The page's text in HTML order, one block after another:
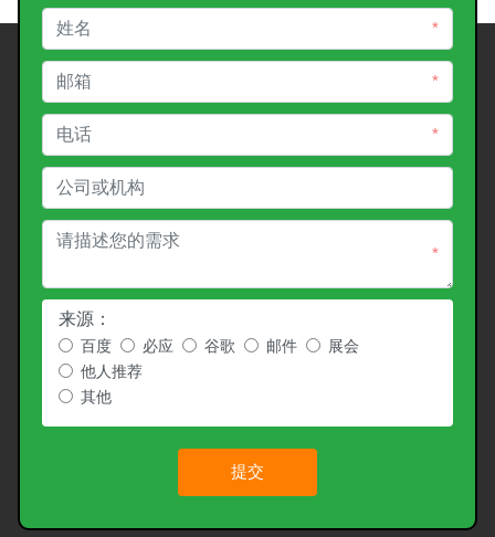
*
*
*
*
来源：
百度 必应 谷歌 邮件
展会
他人推荐
其他
提交